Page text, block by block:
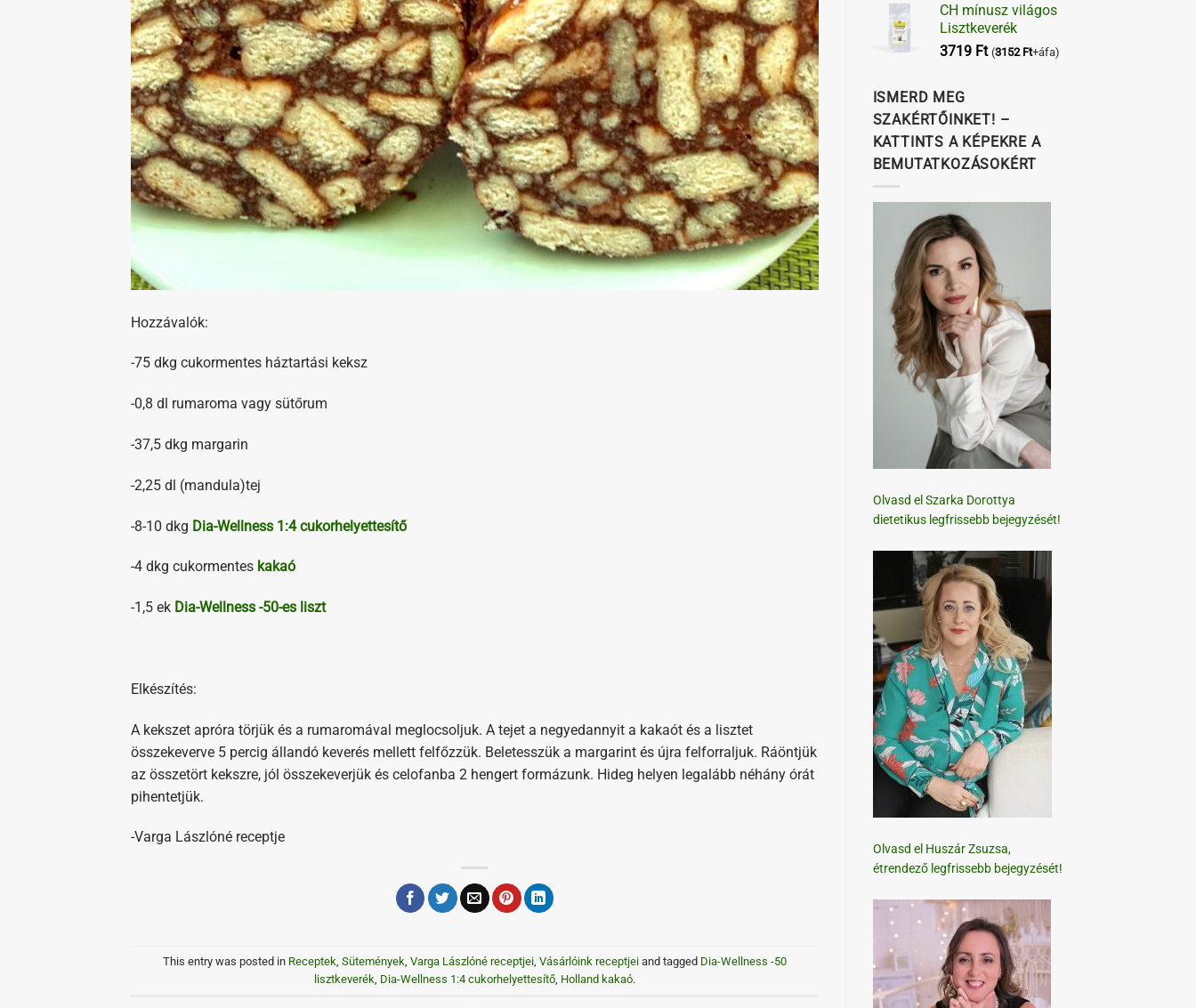
Hozzávalók:
-75 dkg cukormentes háztartási keksz
-0,8 dl rumaroma vagy sütőrum
-37,5 dkg margarin
-2,25 dl (mandula)tej
-8-10 dkg Dia-Wellness 1:4 cukorhelyettesítő
-4 dkg cukormentes kakaó
-1,5 ek Dia-Wellness -50-es liszt
Elkészítés:
A kekszet apróra törjük és a rumaromával meglocsoljuk. A tejet a negyedannyit a kakaót és a lisztet
összekeverve 5 percig állandó keverés mellett felfőzzük. Beletesszük a margarint és újra felforraljuk. Ráöntjük
az összetört kekszre, jól összekeverjük és celofanba 2 hengert formázunk. Hideg helyen legalább néhány órát
pihentetjük.
-Varga Lászlóné receptje
This entry was posted in Receptek Sütemények Varga Lászlóné receptjei, Vásárlóink receptjeiand tagged Dia-Wellness -50
lisztkeverék Dia-Wellness 1:4 cukorhelyettesítő, Holland kakaó.
CH mínusz világos
Lisztkeverék
3719 Ft (3152 Ft+áfa)
ISMERD MEG
SZAKÉRTŐINKET! –
KATTINTS A KÉPEKRE A
BEMUTATKOZÁSOKÉRT
Olvasd el Szarka Dorottya
dietetikus legfrissebb bejegyzését!
Olvasd el Huszár Zsuzsa,
étrendező legfrissebb bejegyzését!